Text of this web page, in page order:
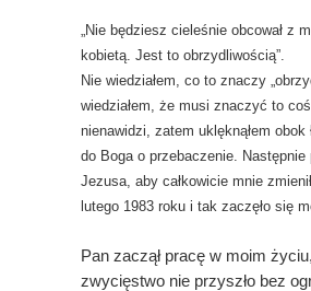
„Nie będziesz cieleśnie obcował z
kobietą. Jest to obrzydliwością”.
Nie wiedziałem, co to znaczy
wiedziałem, że musi znaczyć to
nienawidzi, zatem uklęknąłem obok
do Boga o przebaczenie. Następnie
Jezusa, aby całkowicie mnie
lutego 1983 roku i tak zaczęło się
Pan zaczął pracę w moim
zwycięstwo nie przyszło bez